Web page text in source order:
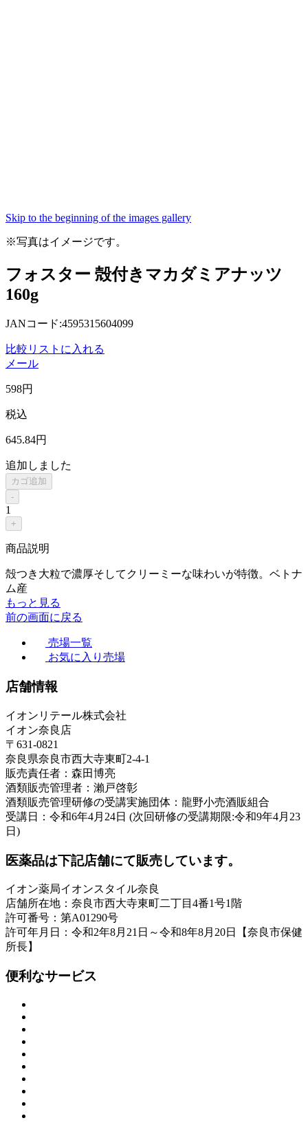
Skip to the beginning of the images gallery
※写真はイメージです。
フォスター 殻付きマカダミアナッツ
160g
JANコード:4595315604099
比較リストに入れる
メール
598円
税込
645.84円
追加しました
カゴ追加
-
1
+
商品説明
殻つき大粒で濃厚そしてクリーミーな味わいが特徴。ベトナ
ム産
もっと見る
前の画面に戻る
売場一覧
お気に入り売場
店舗情報
イオンリテール株式会社
イオン奈良店
〒631-0821
奈良県奈良市西大寺東町2-4-1
販売責任者：森田博亮
酒類販売管理者：瀨戸啓彰
酒類販売管理研修の受講実施団体：龍野小売酒販組合
受講日：令和6年4月24日 (次回研修の受講期限:令和9年4月23
日)
医薬品は下記店舗にて販売しています。
イオン薬局イオンスタイル奈良
店舗所在地：奈良市西大寺東町二丁目4番1号1階
許可番号：第A01290号
許可年月日：令和2年8月21日～令和8年8月20日【奈良市保健
所長】
便利なサービス